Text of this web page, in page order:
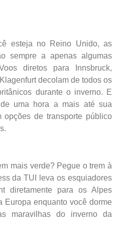
esteja no Reino Unido, as
sempre a apenas algumas
diretos para Innsbruck,
decolam de todos os
durante o inverno. E
uma hora a mais até sua
opções de transporte público
mais verde? Pegue o trem à
da TUI leva os esquiadores
diretamente para os Alpes
Europa enquanto você dorme
maravilhas do inverno da